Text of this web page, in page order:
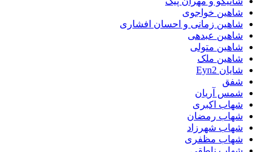
شاهین خواجوی
شاهین زمانی و احسان افشاری
شاهین عبدهی
شاهین متولی
شاهین ملک
شایان Eyn2
شفق
شمس آریان
شهاب اکبری
شهاب رمضان
شهاب شهرزاد
شهاب مظفری